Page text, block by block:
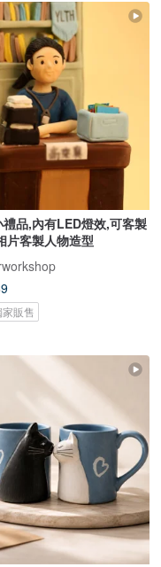
品,內有LED燈效,可客製
片客製人物造型
家販售